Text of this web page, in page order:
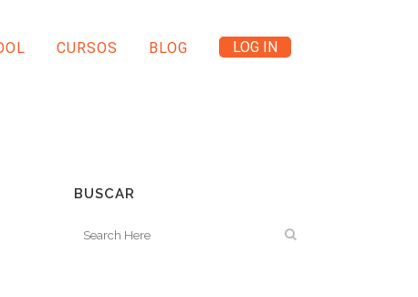
CURSOS BLOG LOG IN
BUSCAR